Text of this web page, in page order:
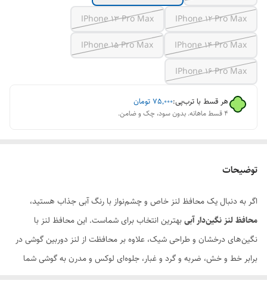
IPhone 12 Pro Max
IPhone 13 Pro Max
IPhone 14 Pro Max
IPhone 15 Pro Max
IPhone 16 Pro Max
هر قسط با ترب‌پی:۷۵٬۰۰۰ تومان
۴ قسط ماهانه. بدون سود، چک و ضامن.
توضیحات
اگر به دنبال یک محافظ لنز خاص و چشم‌نواز با رنگ آبی جذاب هستید،
محافظ لنز نگین‌دار آبیبهترین انتخاب برای شماست. این محافظ لنز با
نگین‌های درخشان و طراحی شیک، علاوه بر محافظت از لنز دوربین گوشی در
برابر خط و خش، ضربه و گرد و غبار، جلوه‌ای لوکس و مدرن به گوشی شما